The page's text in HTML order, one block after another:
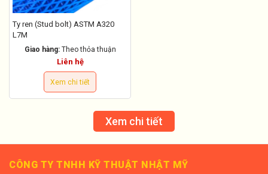
Ty ren (Stud bolt) ASTM A320
L7M
Giao hàng: Theo thỏa thuận
Liên hệ
Xem chi tiết
Xem chi tiết
CÔNG TY TNHH KỸ THUẬT NHẬT MỸ